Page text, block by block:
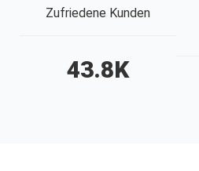
Zufriedene Kunden
43.8K